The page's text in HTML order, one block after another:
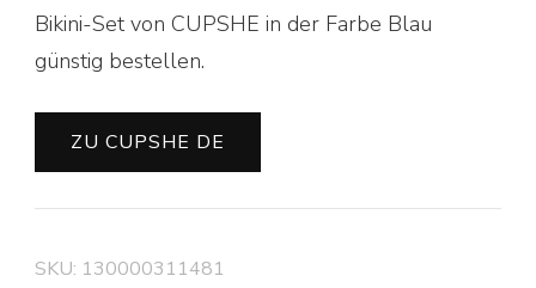
Bikini-Set von CUPSHE in der Farbe Blau
günstig bestellen.
ZU CUPSHE DE
SKU: 130000311481